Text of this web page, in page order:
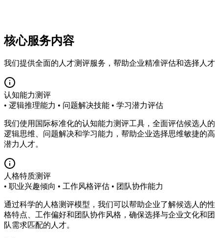
核心服务内容
我们提供全面的人才测评服务，帮助企业精准评估和选择人才
认知能力测评
• 逻辑推理能力 • 问题解决技能 • 学习潜力评估
我们使用国际标准化的认知能力测评工具，全面评估候选人的
逻辑思维、问题解决和学习能力，帮助企业选择思维敏捷的高
潜力人才。
人格特质测评
• 职业兴趣倾向 • 工作风格评估 • 团队协作能力
通过科学的人格测评模型，我们可以帮助企业了解候选人的性
格特点、工作偏好和团队协作风格，确保选择与企业文化和团
队需求匹配的人才。